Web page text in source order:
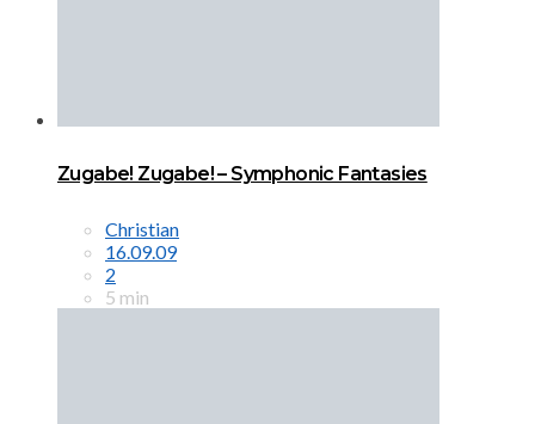
Zugabe! Zugabe! – Symphonic Fantasies
Christian
16.09.09
2
5 min